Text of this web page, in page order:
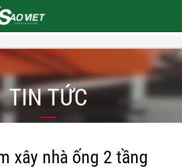
TIN TỨC
xây nhà ống 2 tầng